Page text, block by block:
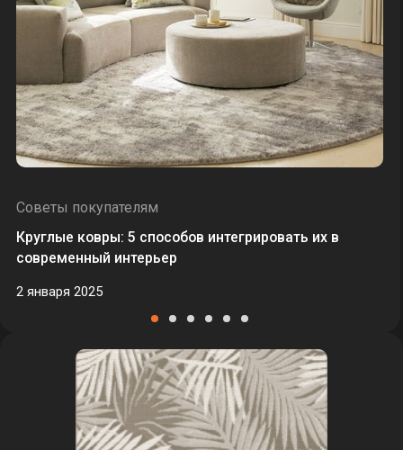
Советы покупателям
2 января 2025
Круглые ковры: 5 способов интегрировать их в
современный интерьер